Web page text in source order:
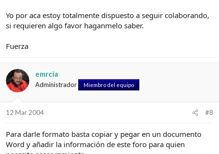
Yo por aca estoy totalmente dispuesto a seguir colaborando,
si requieren algo favor haganmelo saber.
Fuerza
emrcia
Administrador Miembro del equipo
12 Mar 2004 #8
Para darle formato basta copiar y pegar en un documento
Word y añadir la información de este foro para quien